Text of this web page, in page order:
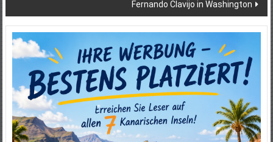
Fernando Clavijo in Washington